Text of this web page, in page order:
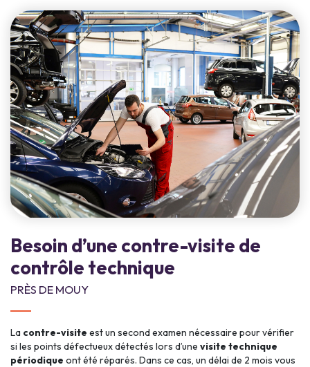
Besoin d’une contre-visite de
contrôle technique
PRÈS DE MOUY
La contre-visite est un second examen nécessaire pour vérifier
si les points défectueux détectés lors d’une visite technique
périodique ont été réparés. Dans ce cas, un délai de 2 mois vous